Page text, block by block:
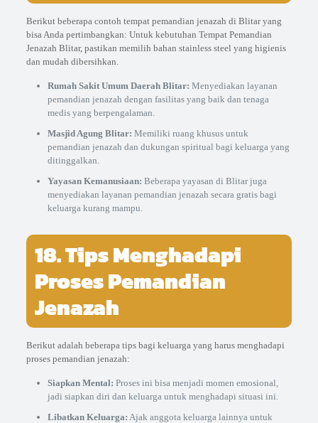
Berikut beberapa contoh tempat pemandian jenazah di Blitar yang
bisa Anda pertimbangkan: Untuk kebutuhan Tempat Pemandian
Jenazah Blitar, pastikan memilih bahan stainless steel yang higienis
dan mudah dibersihkan.
Rumah Sakit Umum Daerah Blitar: Menyediakan layanan
pemandian jenazah dengan fasilitas yang baik dan tenaga
medis yang berpengalaman.
Masjid Agung Blitar: Memiliki ruang khusus untuk
pemandian jenazah dan dukungan spiritual bagi keluarga yang
ditinggalkan.
Yayasan Kemanusiaan: Beberapa yayasan di Blitar juga
menyediakan layanan pemandian jenazah secara gratis bagi
keluarga kurang mampu.
18. Tips Menghadapi
Proses Pemandian
Jenazah
Berikut adalah beberapa tips bagi keluarga yang harus menghadapi
proses pemandian jenazah:
Siapkan Mental: Proses ini bisa menjadi momen emosional,
jadi siapkan diri dan keluarga untuk menghadapi situasi ini.
Libatkan Keluarga: Ajak anggota keluarga lainnya untuk